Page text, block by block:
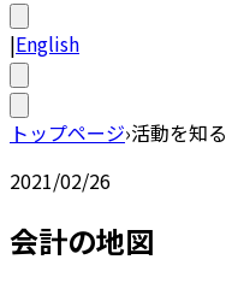
|English
トップページ›活動を知る
2021/02/26
会計の地図